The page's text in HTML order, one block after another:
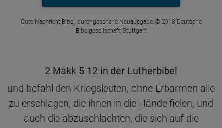
Gute Nachricht Bibel, durchgesehene Neuausgabe, © 2018 Deutsche
Bibelgesellschaft, Stuttgart
2 Makk 5 12 in der Lutherbibel
und befahl den Kriegsleuten, ohne Erbarmen alle
zu erschlagen, die ihnen in die Hände fielen, und
auch die abzuschlachten, die sich auf die